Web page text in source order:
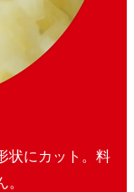
状にカット。料